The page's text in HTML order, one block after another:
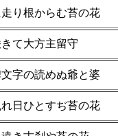
り根からむ苔の花
て大方主留守
字の読めぬ爺と婆
日ひとすぢ苔の花